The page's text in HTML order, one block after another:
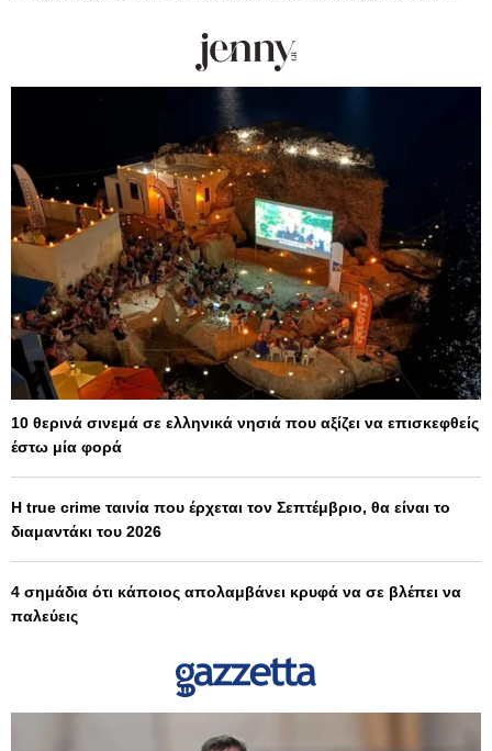
10 θερινά σινεμά σε ελληνικά νησιά που αξίζει να επισκεφθείς
έστω μία φορά
Η true crime ταινία που έρχεται τον Σεπτέμβριο, θα είναι το
διαμαντάκι του 2026
4 σημάδια ότι κάποιος απολαμβάνει κρυφά να σε βλέπει να
παλεύεις